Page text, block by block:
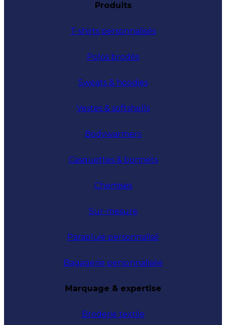
Produits
T-shirts personnalisés
Polos brodés
Sweats & hoodies
Vestes & softshells
Bodywarmers
Casquettes & bonnets
Chemises
Sur-mesure
Parapluie personnalisé
Bagagerie personnalisée
Marquage & expertise
Broderie textile